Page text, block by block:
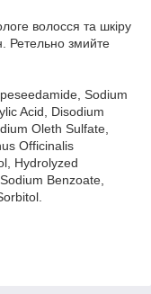
волосся та шкіру
Ретельно змийте
Sodium
Acid, Disodium
Oleth Sulfate,
Officinalis
Hydrolyzed
Benzoate,